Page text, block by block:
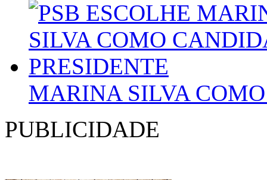
MARINA SILVA
PUBLICIDADE